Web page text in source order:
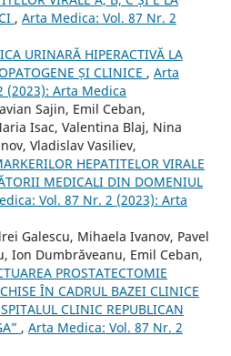
, Arta Medica: Vol. 87 Nr. 2
URINARĂ HIPERACTIVĂ LA
ȘI CLINICE , Arta
(2023): Arta Medica
Sajin, Emil Ceban,
Isac, Valentina Blaj, Nina
Vladislav Vasiliev,
HEPATITELOR VIRALE
MEDICALI DIN DOMENIUL
Vol. 87 Nr. 2 (2023): Arta
Galescu, Mihaela Ivanov, Pavel
Ion Dumbrăveanu, Emil Ceban,
PROSTATECTOMIE
ÎN CADRUL BAZEI CLINICE
CLINIC REPUBLICAN
, Arta Medica: Vol. 87 Nr. 2